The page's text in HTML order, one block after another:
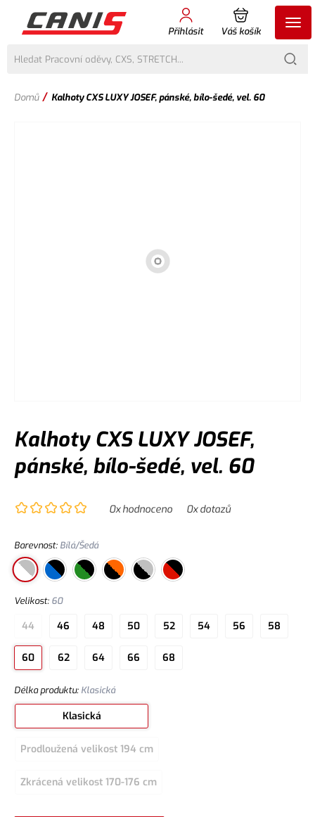
Přihlásit Váš košík
Domů / Kalhoty CXS LUXY JOSEF, pánské, bílo-šedé, vel. 60
Kalhoty CXS LUXY JOSEF,
pánské, bílo-šedé, vel. 60
0x hodnoceno 0x dotazů
Barevnost: Bílá/Šedá
Velikost: 60
44 46 48 50 52 54 56 58
60 62 64 66 68
Délka produktu: Klasická
Klasická
Prodloužená velikost 194 cm
Zkrácená velikost 170-176 cm